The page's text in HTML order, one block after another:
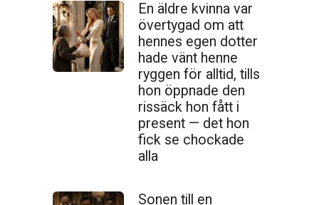
En äldre kvinna var
övertygad om att
hennes egen dotter
hade vänt henne
ryggen för alltid, tills
hon öppnade den
ris­säck hon fått i
present — det hon
fick se chockade
alla
Sonen till en